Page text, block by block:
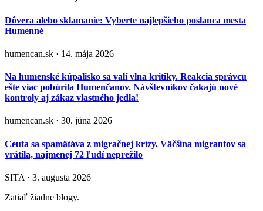
Dôvera alebo sklamanie: Vyberte najlepšieho poslanca mesta
Humenné
humencan.sk · 14. mája 2026
Na humenské kúpalisko sa valí vlna kritiky. Reakcia správcu
ešte viac pobúrila Humenčanov. Návštevníkov čakajú nové
kontroly aj zákaz vlastného jedla!
humencan.sk · 30. júna 2026
Ceuta sa spamätáva z migračnej krízy. Väčšina migrantov sa
vrátila, najmenej 72 ľudí neprežilo
SITA · 3. augusta 2026
Zatiaľ žiadne blogy.